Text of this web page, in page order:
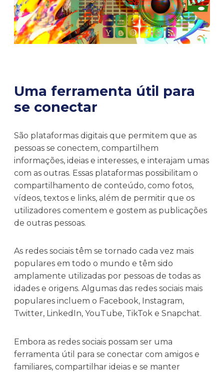
Uma ferramenta útil para
se conectar
São plataformas digitais que permitem que as
pessoas se conectem, compartilhem
informações, ideias e interesses, e interajam umas
com as outras. Essas plataformas possibilitam o
compartilhamento de conteúdo, como fotos,
vídeos, textos e links, além de permitir que os
utilizadores comentem e gostem as publicações
de outras pessoas.
As redes sociais têm se tornado cada vez mais
populares em todo o mundo e têm sido
amplamente utilizadas por pessoas de todas as
idades e origens. Algumas das redes sociais mais
populares incluem o Facebook, Instagram,
Twitter, LinkedIn, YouTube, TikTok e Snapchat.
Embora as redes sociais possam ser uma
ferramenta útil para se conectar com amigos e
familiares, compartilhar ideias e se manter